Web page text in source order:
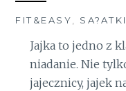
FIT&EASY, SA?ATKI
Jajka to jedno z
niadanie. Nie
jajecznicy, jajek